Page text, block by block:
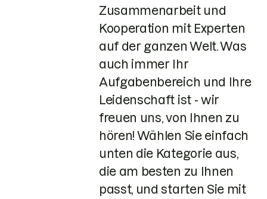
Zusammenarbeit und
Kooperation mit Experten
auf der ganzen Welt. Was
auch immer Ihr
Aufgabenbereich und Ihre
Leidenschaft ist - wir
freuen uns, von Ihnen zu
hören! Wählen Sie einfach
unten die Kategorie aus,
die am besten zu Ihnen
passt, und starten Sie mit